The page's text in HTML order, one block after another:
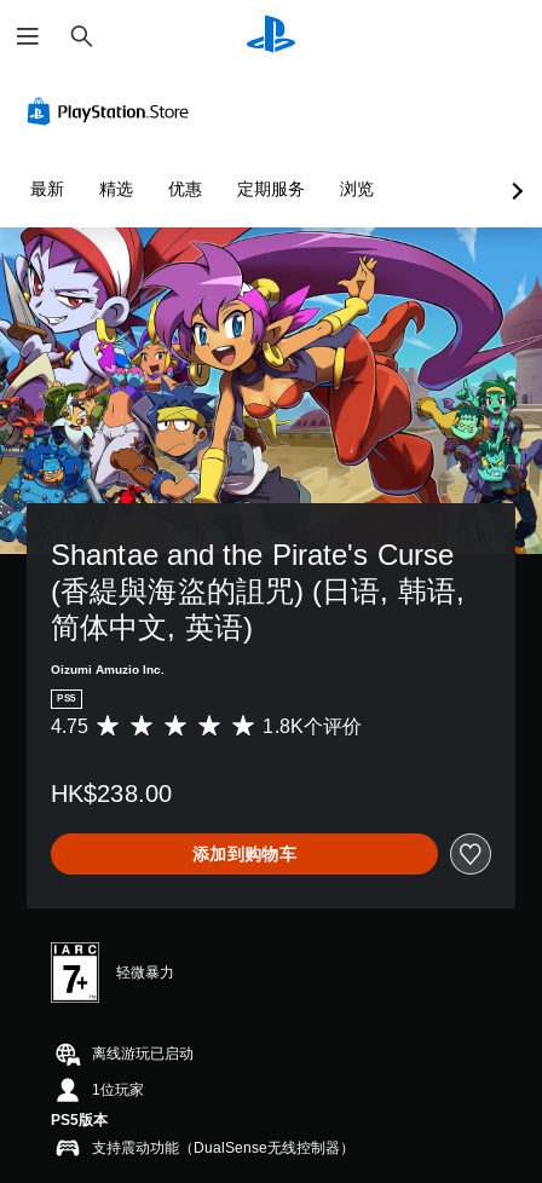
索
最新 精选 优惠 定期服务 浏览
Shantae and the Pirate's Curse
(香緹與海盜的詛咒) (日语, 韩语,
简体中文, 英语)
Oizumi Amuzio Inc.
PS5
平
价
.
7
（
满
星
，
1
.
8
4.75 1.8K个评价
HK$238.00
添加到购物车
轻微暴力
离线游玩已启动
1位玩家
PS5版本
支持震动功能（DualSense无线控制器）